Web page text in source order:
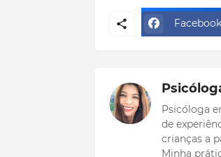
Facebook
Psicóloga
de
crianças a
Minha